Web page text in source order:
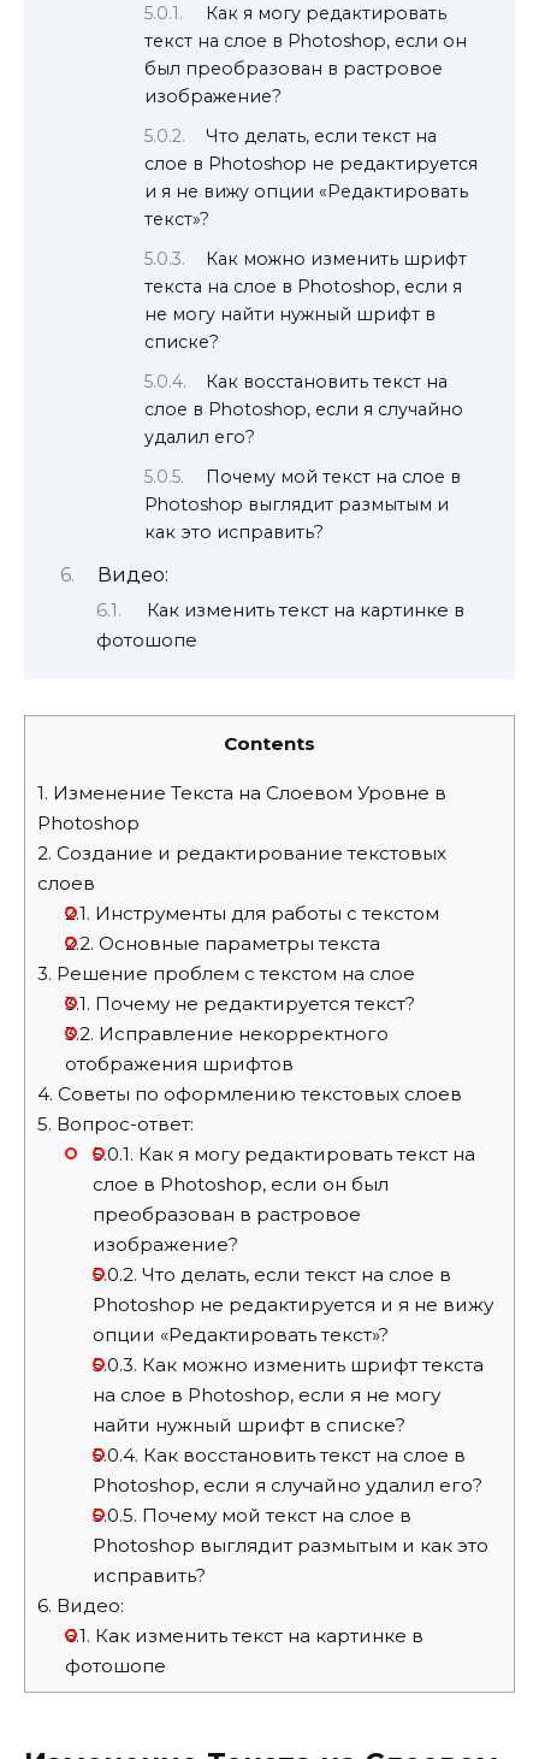
Как я могу редактировать
текст на слое в Photoshop, если он
был преобразован в растровое
изображение?
Что делать, если текст на
слое в Photoshop не редактируется
и я не вижу опции «Редактировать
текст»?
Как можно изменить шрифт
текста на слое в Photoshop, если я
не могу найти нужный шрифт в
списке?
Как восстановить текст на
слое в Photoshop, если я случайно
удалил его?
Почему мой текст на слое в
Photoshop выглядит размытым и
как это исправить?
Видео:
Как изменить текст на картинке в
фотошопе
Contents
1. Изменение Текста на Слоевом Уровне в
Photoshop
2. Создание и редактирование текстовых
слоев
2.1. Инструменты для работы с текстом
2.2. Основные параметры текста
3. Решение проблем с текстом на слое
3.1. Почему не редактируется текст?
3.2. Исправление некорректного
отображения шрифтов
4. Советы по оформлению текстовых слоев
5. Вопрос-ответ:
5.0.1. Как я могу редактировать текст на
слое в Photoshop, если он был
преобразован в растровое
изображение?
5.0.2. Что делать, если текст на слое в
Photoshop не редактируется и я не вижу
опции «Редактировать текст»?
5.0.3. Как можно изменить шрифт текста
на слое в Photoshop, если я не могу
найти нужный шрифт в списке?
5.0.4. Как восстановить текст на слое в
Photoshop, если я случайно удалил его?
5.0.5. Почему мой текст на слое в
Photoshop выглядит размытым и как это
исправить?
6. Видео:
6.1. Как изменить текст на картинке в
фотошопе